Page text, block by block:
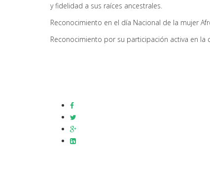
y fidelidad a sus raíces ancestrales.
Reconocimiento en el día Nacional de la mujer
Reconocimiento por su participación activa en la